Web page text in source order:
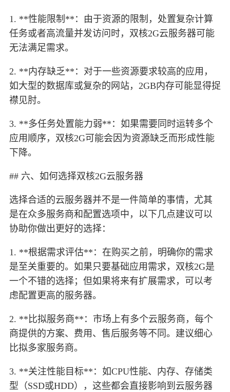
1. **性能限制**：由于资源的限制，处置复杂计算
任务或者高流量并发访问时，双核2G云服务器可能
无法满足需求。
2. **内存缺乏**：对于一些资源要求较高的应用，
如大型的数据库或复杂的网站，2GB内存可能显得捉
襟见肘。
3. **多任务处置能力弱**：如果需要同时运转多个
应用顺序，双核2G可能会因为资源缺乏而形成性能
下降。
## 六、如何选择双核2G云服务器
选择合适的云服务器并不是一件简单的事情，尤其
是在众多服务商和配置选项中，以下几点建议可以
协助你做出更好的选择：
1. **根据需求评估**：在购买之前，明确你的需求
是至关重要的。如果只要基础应用需求，双核2G是
一个不错的选择；但如果将来有扩展需求，可以考
虑配置更高的服务器。
2. **比拟服务商**：市场上有多个云服务商，每个
商提供的方案、费用、售后服务等不同。建议细心
比拟多家服务商。
3. **关注性能目标**：如CPU性能、内存、存储类
型（SSD或HDD），这些都会直接影响到云服务器